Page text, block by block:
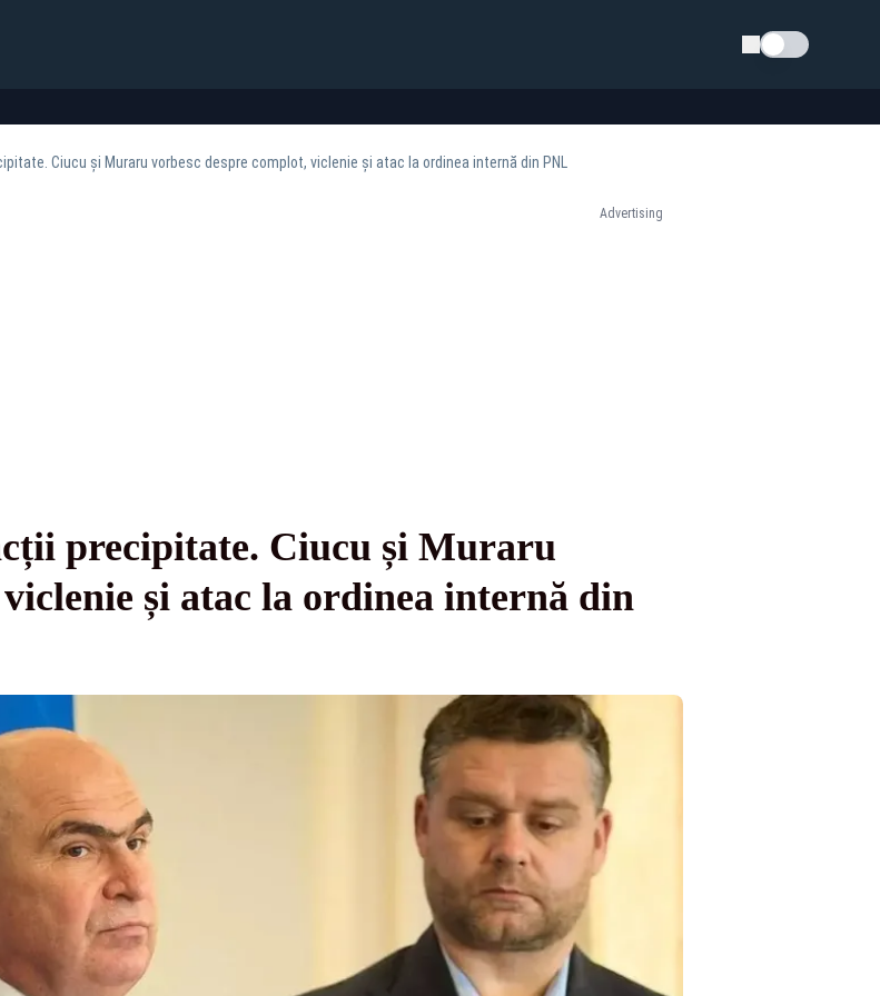
Schimba tema
Ciucu și Muraru vorbesc despre complot, viclenie și atac la ordinea internă din PNL
Advertising
precipitate. Ciucu și Muraru
și atac la ordinea internă din